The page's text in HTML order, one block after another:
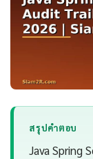
สรุปคำตอบ
Java Spring